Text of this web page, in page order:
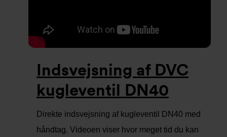
Indsvejsning af DVC
kugleventil DN40
Direkte indsvejsning af kugleventil DN40 med
håndtag. Videoen viser hvor meget tid du kan